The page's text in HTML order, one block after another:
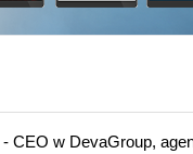
- CEO w DevaGroup,